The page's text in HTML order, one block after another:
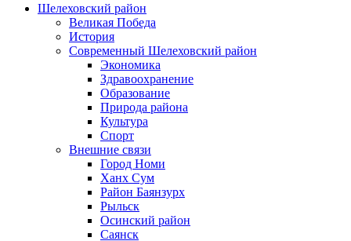
Шелеховский район
Великая Победа
История
Современный Шелеховский район
Экономика
Здравоохранение
Образование
Природа района
Культура
Спорт
Внешние связи
Город Номи
Ханх Сум
Район Баянзурх
Рыльск
Осинский район
Саянск